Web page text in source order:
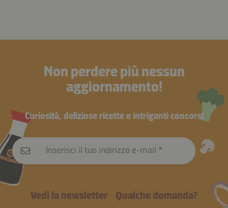
Non perdere più nessun
aggiornamento!
Curiosità, deliziose ricette e intriganti concorsi
Inserisci il tuo indirizzo e-mail
Vedi la newsletter Qualche domanda?